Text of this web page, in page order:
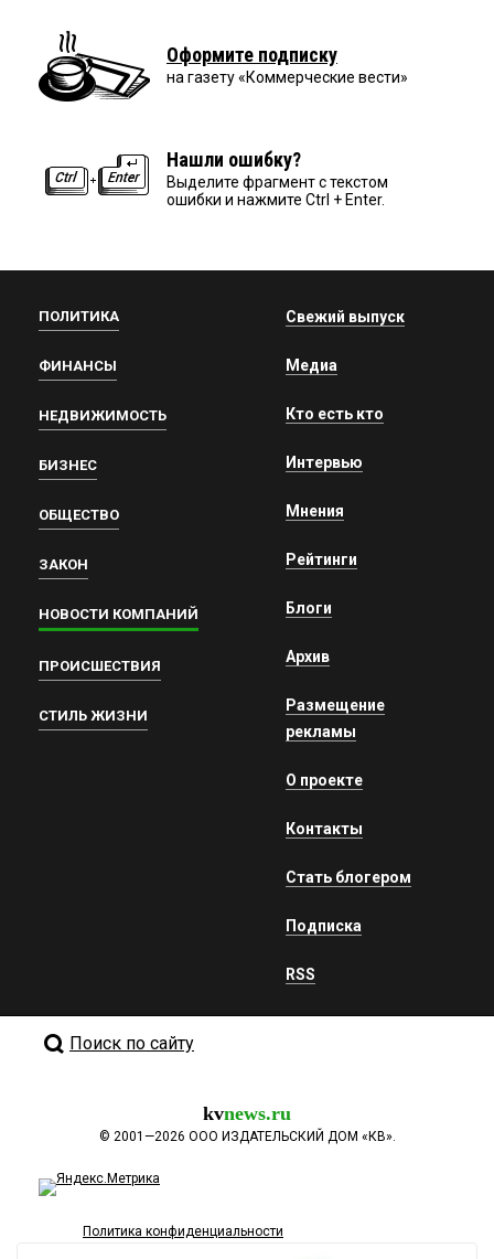
Оформите подписку
на газету «Коммерческие вести»
Нашли ошибку?
Выделите фрагмент с текстом
ошибки и нажмите Ctrl + Enter.
ПОЛИТИКА
ФИНАНСЫ
НЕДВИЖИМОСТЬ
БИЗНЕС
ОБЩЕСТВО
ЗАКОН
НОВОСТИ КОМПАНИЙ
ПРОИСШЕСТВИЯ
СТИЛЬ ЖИЗНИ
Свежий выпуск
Медиа
Кто есть кто
Интервью
Мнения
Рейтинги
Блоги
Архив
Размещение
рекламы
О проекте
Контакты
Стать блогером
Подписка
RSS
Поиск по сайту
kvnews.ru
© 2001—2026 ООО ИЗДАТЕЛЬСКИЙ ДОМ «КВ».
Политика конфиденциальности